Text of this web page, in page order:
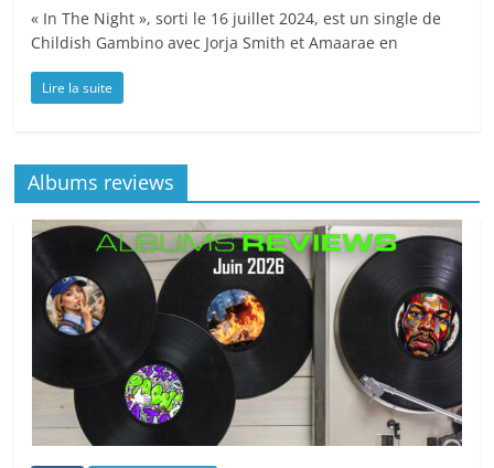
« In The Night », sorti le 16 juillet 2024, est un single de
Childish Gambino avec Jorja Smith et Amaarae en
Lire la suite
Albums reviews